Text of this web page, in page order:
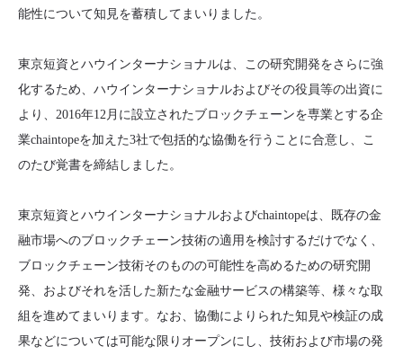
能性について知見を蓄積してまいりました。
東京短資とハウインターナショナルは、この研究開発をさらに強
化するため、ハウインターナショナルおよびその役員等の出資に
より、2016年12月に設立されたブロックチェーンを専業とする企
業chaintopeを加えた3社で包括的な協働を行うことに合意し、こ
のたび覚書を締結しました。
東京短資とハウインターナショナルおよびchaintopeは、既存の金
融市場へのブロックチェーン技術の適用を検討するだけでなく、
ブロックチェーン技術そのものの可能性を高めるための研究開
発、およびそれを活した新たな金融サービスの構築等、様々な取
組を進めてまいります。なお、協働によりられた知見や検証の成
果などについては可能な限りオープンにし、技術および市場の発